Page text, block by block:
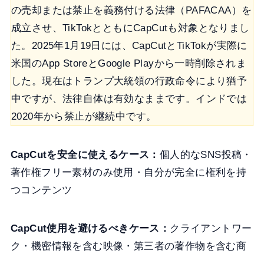
の売却または禁止を義務付ける法律（PAFACAA）を
成立させ、TikTokとともにCapCutも対象となりまし
た。2025年1月19日には、CapCutとTikTokが実際に
米国のApp StoreとGoogle Playから一時削除されま
した。現在はトランプ大統領の行政命令により猶予
中ですが、法律自体は有効なままです。インドでは
2020年から禁止が継続中です。
CapCutを安全に使えるケース： 個人的なSNS投稿・
著作権フリー素材のみ使用・自分が完全に権利を持
つコンテンツ
CapCut使用を避けるべきケース： クライアントワー
ク・機密情報を含む映像・第三者の著作物を含む商